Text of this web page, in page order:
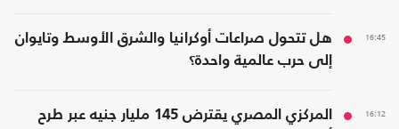
16:45
هل تتحول صراعات أوكرانيا والشرق الأوسط وتايوان
إلى حرب عالمية واحدة؟
16:12
المركزي المصري يقترض 145 مليار جنيه عبر طرح